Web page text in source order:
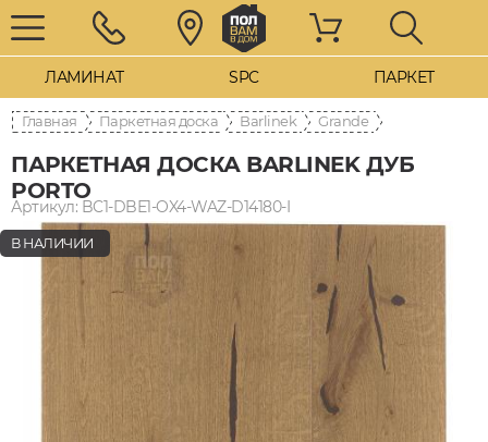
ЛАМИНАТ SPC ПАРКЕТ
Главная Паркетная доска Barlinek Grande
ПАРКЕТНАЯ ДОСКА BARLINEK ДУБ
PORTO
Артикул: BC1-DBE1-OX4-WAZ-D14180-I
В НАЛИЧИИ